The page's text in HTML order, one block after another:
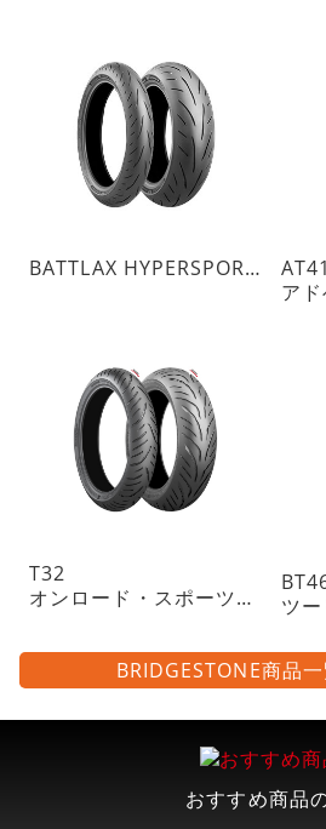
BATTLAX HYPERSPORT S23
AT41
T32
オンロード・スポーツツーリングラジアルタイヤ・チューブレスタイプ
BRIDGESTONE商品
おすすめ商品